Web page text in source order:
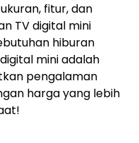
fitur, dan
TV digital mini
hiburan
mini adalah
pengalaman
harga yang lebih